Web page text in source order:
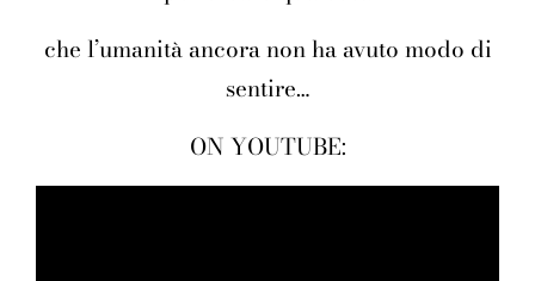
che l’umanità ancora non ha avuto modo di
sentire…
ON YOUTUBE: